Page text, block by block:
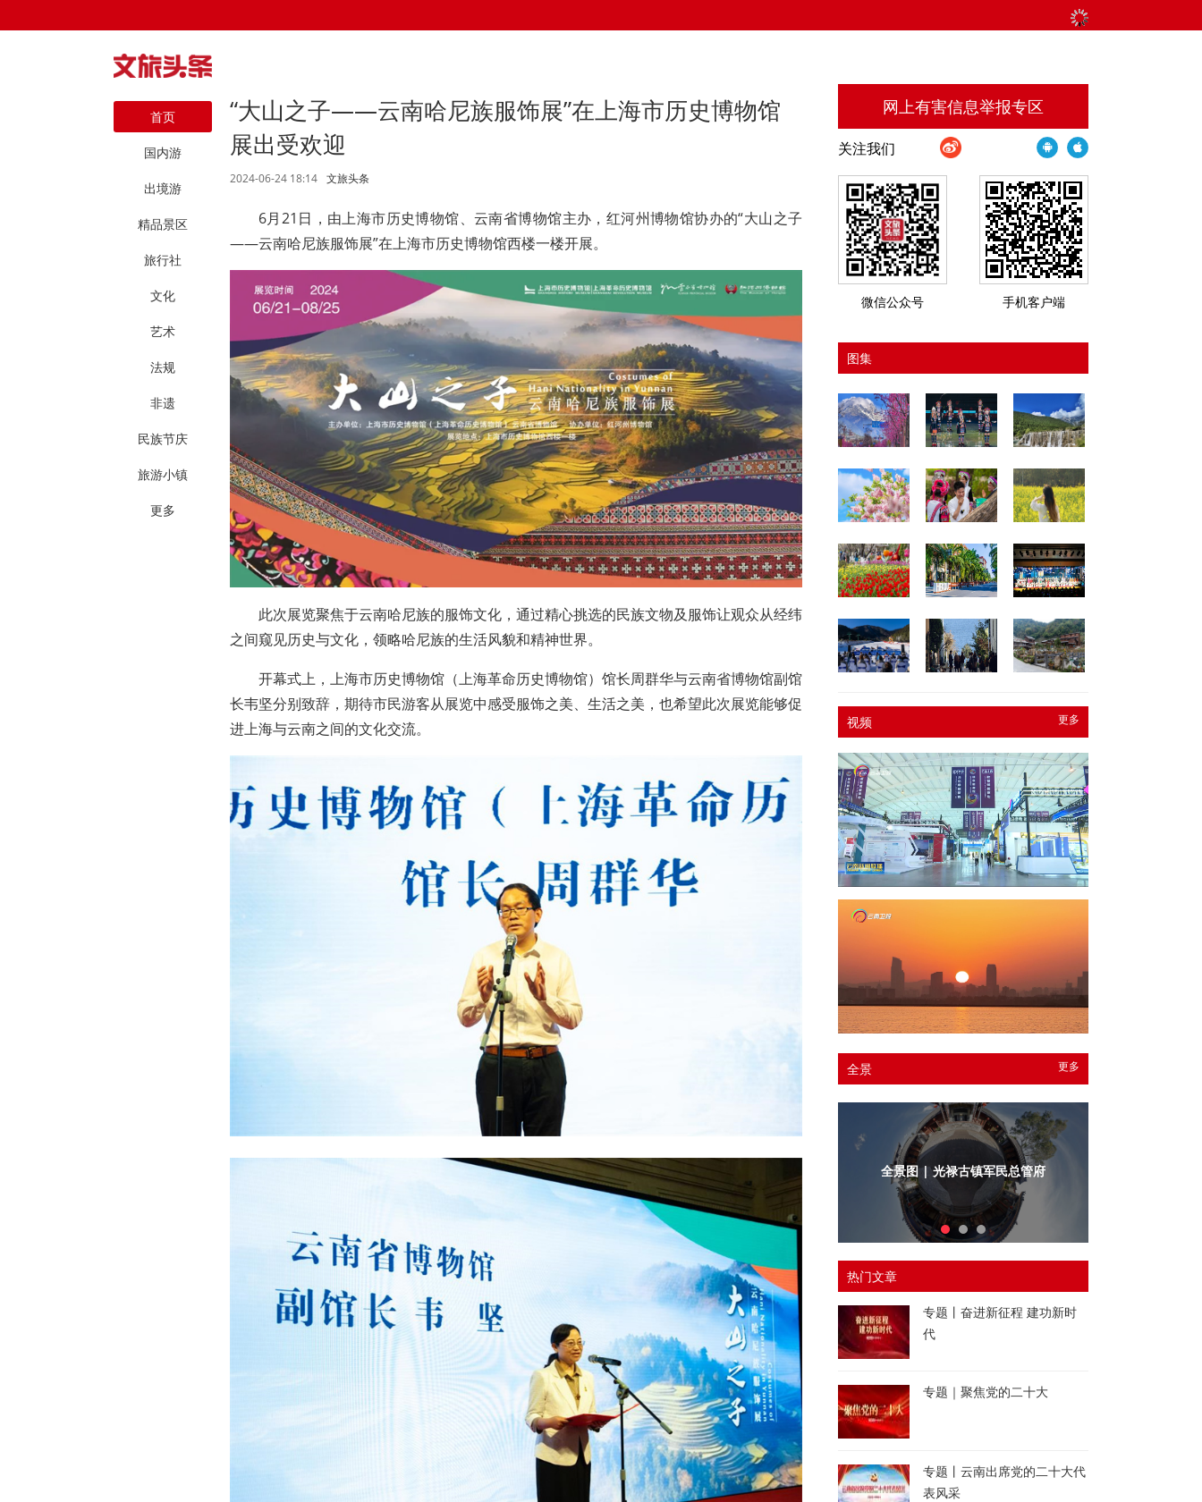
首页
国内游
出境游
精品景区
旅行社
文化
艺术
法规
非遗
民族节庆
旅游小镇
更多
“大山之子——云南哈尼族服饰展”在上海市历史博物馆
展出受欢迎
2024-06-24 18:14 文旅头条
6月21日，由上海市历史博物馆、云南省博物馆主办，红河州博物馆协办的“大山之子
——云南哈尼族服饰展”在上海市历史博物馆西楼一楼开展。
此次展览聚焦于云南哈尼族的服饰文化，通过精心挑选的民族文物及服饰让观众从经纬
之间窥见历史与文化，领略哈尼族的生活风貌和精神世界。
开幕式上，上海市历史博物馆（上海革命历史博物馆）馆长周群华与云南省博物馆副馆
长韦坚分别致辞，期待市民游客从展览中感受服饰之美、生活之美，也希望此次展览能够促
进上海与云南之间的文化交流。
网上有害信息举报专区
关注我们
微信公众号 手机客户端
图集
更多
视频
更多
全景
全景图 | 光禄古镇军民总管府内庭
热门文章
专题丨奋进新征程 建功新时
代
专题｜聚焦党的二十大
专题丨云南出席党的二十大代
表风采